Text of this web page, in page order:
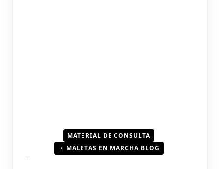
MATERIAL DE CONSULTA
MALETAS EN MARCHA BLOG